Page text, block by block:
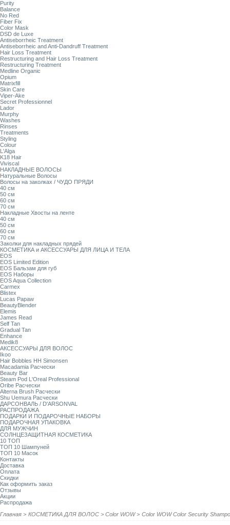
Purity
Balance
No Red
Fiber Fix
Color Mask
DSD de Luxe
Antiseborrheic Treatment
Antiseborrheic and Anti-Dandruff Treatment
Hair Loss Treatment
Restructuring and Hair Loss Treatment
Restructuring Treatment
Medline Organic
Opium
Matrixfill
Skin Care
Viper-Ake
Secret Professionnel
Lador
Murphy
Washes
Rinses
Treatments
Styling
Colour
L'Alga
K18 Hair
Viviscal
НАКЛАДНЫЕ ВОЛОСЫ
Натуральные Волосы
Волосы на заколках / ЧУДО ПРЯДИ
40 см
50 см
60 см
70 см
Накладные Хвосты на ленте
40 см
50 см
60 см
70 см
Заколки для накладных прядей
КОСМЕТИКА и АКСЕССУАРЫ ДЛЯ ЛИЦА И ТЕЛА
EOS
EOS Limited Edition
EOS Бальзам для губ
EOS Наборы
EOS Aqua Collection
Carmex
Blistex
Lucas Papaw
BeautyBlender
Elemis
James Read
Self Tan
Gradual Tan
Enhance
Medik8
АКСЕССУАРЫ ДЛЯ ВОЛОС
Ikoo
Hair Bobbles HH Simonsen
Macadamia Расчески
Beauty Bar
Steam Pod L'Oreal Professional
Oribe Расчески
Alterna Brush Расчески
Shu Uemura Расчески
ДАРСОНВАЛЬ / D'ARSONVAL
РАСПРОДАЖА
ПОДАРКИ И ПОДАРОЧНЫЕ НАБОРЫ
ПОДАРОЧНАЯ УПАКОВКА
ДЛЯ МУЖЧИН
СОЛНЦЕЗАЩИТНАЯ КОСМЕТИКА
10 ТОП
ТОП 10 Шампуней
ТОП 10 Масок
Контакты
Доставка
Оплата
Скидки
Как оформить заказ
Отзывы
Акции
Распродажа
Главная > КОСМЕТИКА ДЛЯ ВОЛОС > Color WOW > Color WOW Color Security